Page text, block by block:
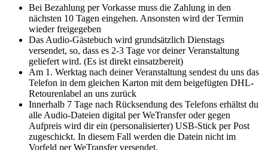
Bei Bezahlung per Vorkasse muss die Zahlung in den
nächsten 10 Tagen eingehen. Ansonsten wird der Termin
wieder freigegeben
Das Audio-Gästebuch wird grundsätzlich Dienstags
versendet, so, dass es 2-3 Tage vor deiner Veranstaltung
geliefert wird. (Es ist direkt einsatzbereit)
Am 1. Werktag nach deiner Veranstaltung sendest du uns das
Telefon in dem gleichen Karton mit dem beigefügten DHL-
Retourenlabel an uns zurück
Innerhalb 7 Tage nach Rücksendung des Telefons erhältst du
alle Audio-Dateien digital per WeTransfer oder gegen
Aufpreis wird dir ein (personalisierter) USB-Stick per Post
zugeschickt. In diesem Fall werden die Datein nicht im
Vorfeld per WeTransfer versendet.